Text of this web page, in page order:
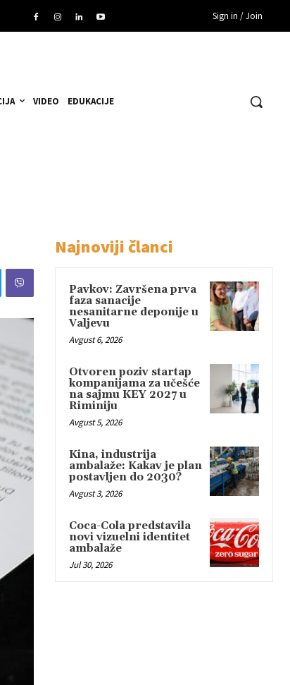
Sign in / Join
VIDEO EDUKACIJE
Najnoviji članci
Pavkov: Završena prva
faza sanacije
nesanitarne deponije u
Valjevu
Avgust 6, 2026
Otvoren poziv startap
kompanijama za učešće
na sajmu KEY 2027 u
Riminiju
Avgust 5, 2026
Kina, industrija
ambalaže: Kakav je plan
postavljen do 2030?
Avgust 3, 2026
Coca-Cola predstavila
novi vizuelni identitet
ambalaže
Jul 30, 2026